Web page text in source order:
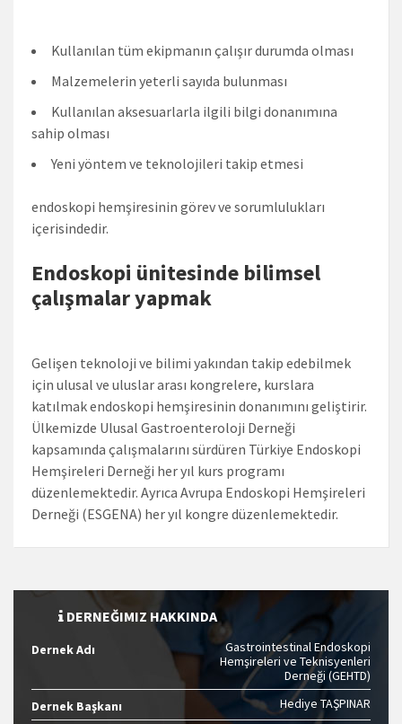
Kullanılan tüm ekipmanın çalışır durumda olması
Malzemelerin yeterli sayıda bulunması
Kullanılan aksesuarlarla ilgili bilgi donanımına
sahip olması
Yeni yöntem ve teknolojileri takip etmesi
endoskopi hemşiresinin görev ve sorumlulukları
içerisindedir.
Endoskopi ünitesinde bilimsel
çalışmalar yapmak
Gelişen teknoloji ve bilimi yakından takip edebilmek
için ulusal ve uluslar arası kongrelere, kurslara
katılmak endoskopi hemşiresinin donanımını geliştirir.
Ülkemizde Ulusal Gastroenteroloji Derneği
kapsamında çalışmalarını sürdüren Türkiye Endoskopi
Hemşireleri Derneği her yıl kurs programı
düzenlemektedir. Ayrıca Avrupa Endoskopi Hemşireleri
Derneği (ESGENA) her yıl kongre düzenlemektedir.
DERNEĞIMIZ HAKKINDA
Dernek Adı
Gastrointestinal Endoskopi
Hemşireleri ve Teknisyenleri
Derneği (GEHTD)
Dernek Başkanı
Hediye TAŞPINAR